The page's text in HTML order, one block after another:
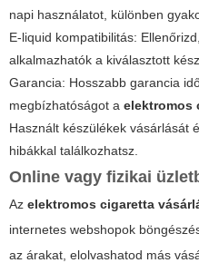
napi használatot, különben
E-liquid kompatibilitás:
alkalmazhatók a kiválasztott
Garancia: Hosszabb garancia
megbízhatóságot a elektromos
Használt készülékek vásárlását
hibákkal találkozhatsz.
Online vagy fizikai
Az elektromos cigaretta
internetes webshopok
az árakat, elolvashatod más